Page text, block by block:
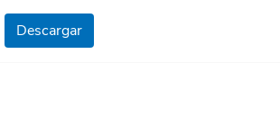
Descargar